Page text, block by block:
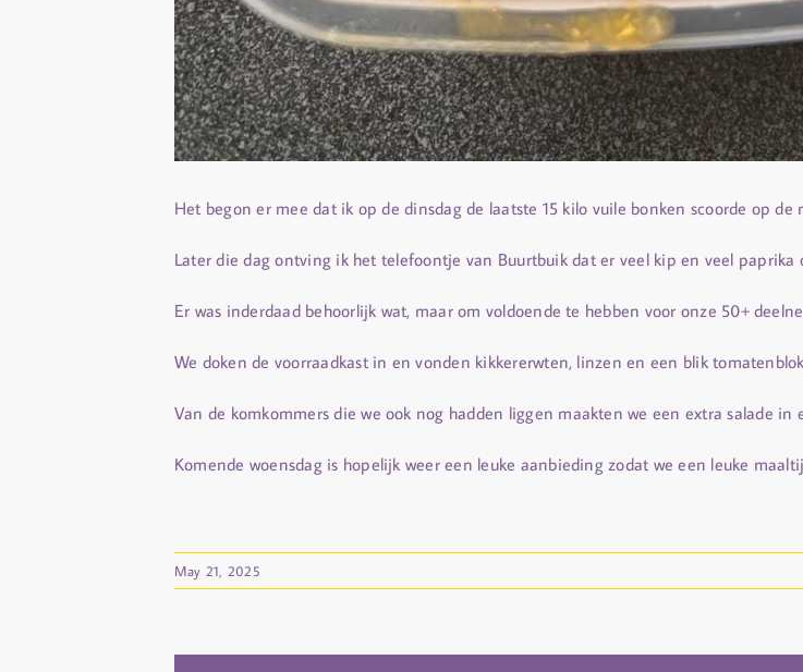
Het begon er mee dat ik op de dinsdag de laatste 15 kilo vuile bonken scoorde op de
Later die dag ontving ik het telefoontje van Buurtbuik dat er veel kip en veel paprika
Er was inderdaad behoorlijk wat, maar om voldoende te hebben voor onze 50+
We doken de voorraadkast in en vonden kikkererwten, linzen en een blik
Van de komkommers die we ook nog hadden liggen maakten we een extra salade in
Komende woensdag is hopelijk weer een leuke aanbieding zodat we een leuke
May 21, 2025